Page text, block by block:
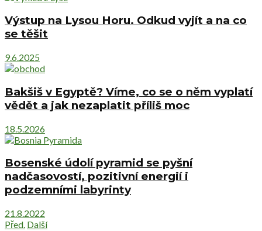
Výstup na Lysou Horu. Odkud vyjít a na co
se těšit
9.6.2025
Bakšiš v Egyptě? Víme, co se o něm vyplatí
vědět a jak nezaplatit příliš moc
18.5.2026
Bosenské údolí pyramid se pyšní
nadčasovostí, pozitivní energií i
podzemními labyrinty
21.8.2022
Před. Další